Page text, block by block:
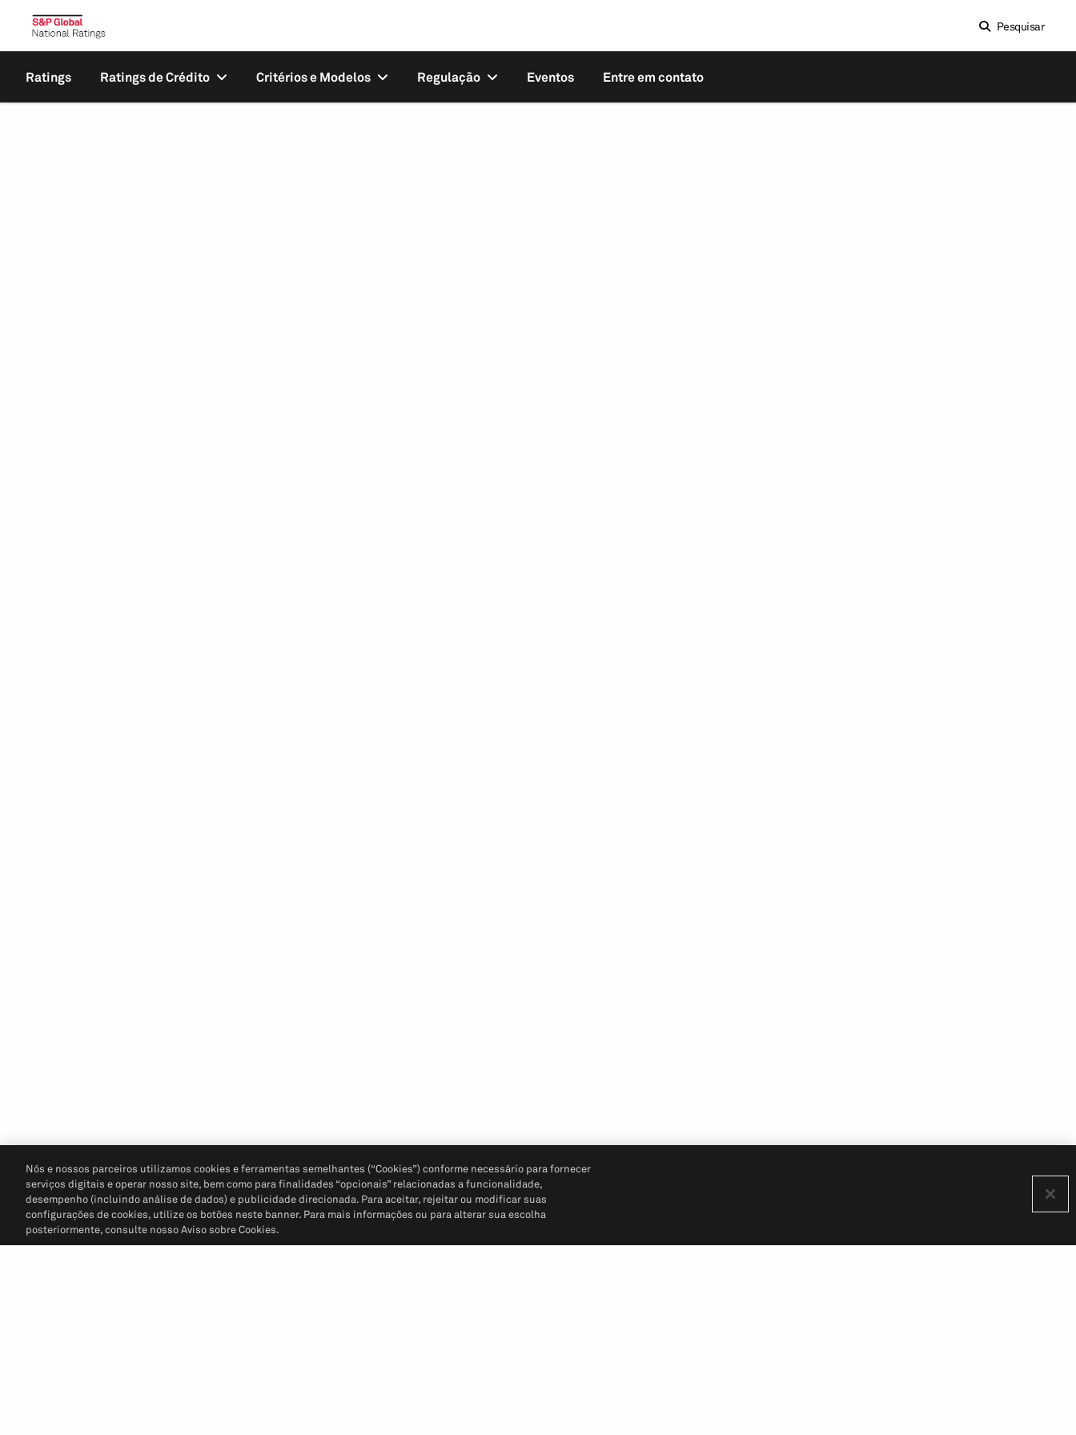
Pesquisar
Ratings Ratings de Crédito Critérios e Modelos Regulação Eventos Entre em contato
Nós e nossos parceiros utilizamos cookies e ferramentas semelhantes (“Cookies”) conforme necessário para fornecer
serviços digitais e operar nosso site, bem como para finalidades “opcionais” relacionadas a funcionalidade,
desempenho (incluindo análise de dados) e publicidade direcionada. Para aceitar, rejeitar ou modificar suas
configurações de cookies, utilize os botões neste banner. Para mais informações ou para alterar sua escolha
posteriormente, consulte nosso Aviso sobre Cookies.